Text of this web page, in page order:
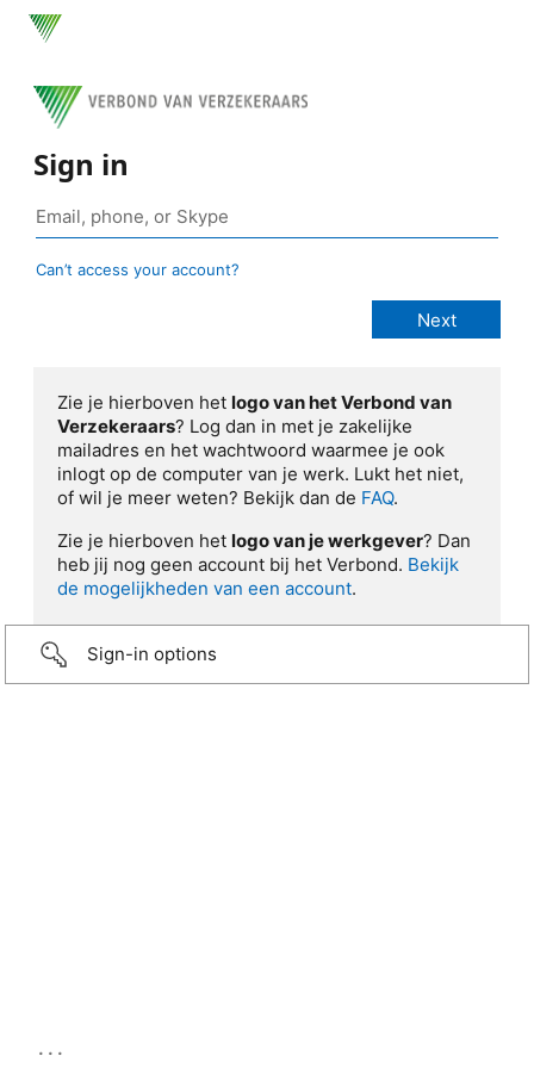
Sign in
Can’t access your account?
Zie je hierboven het logo van het Verbond van
Verzekeraars? Log dan in met je zakelijke
mailadres en het wachtwoord waarmee je ook
inlogt op de computer van je werk. Lukt het niet,
of wil je meer weten? Bekijk dan de FAQ.
Zie je hierboven het logo van je werkgever? Dan
heb jij nog geen account bij het Verbond. Bekijk
de mogelijkheden van een account.
Sign-in options
...